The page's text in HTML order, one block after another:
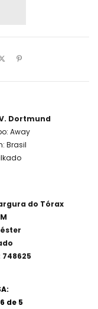
Dortmund
Away
Brasil
do Tórax
de 5